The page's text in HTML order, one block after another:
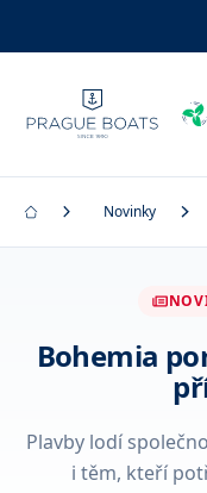
Novinky
Bohemia
Plavby lodí
i těm, kteří